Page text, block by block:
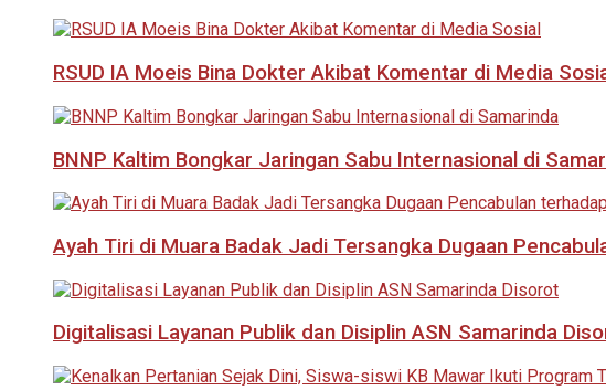
RSUD IA Moeis Bina Dokter Akibat Komentar di Media
BNNP Kaltim Bongkar Jaringan Sabu Internasional di
Ayah Tiri di Muara Badak Jadi Tersangka Dugaan
Digitalisasi Layanan Publik dan Disiplin ASN Samarinda